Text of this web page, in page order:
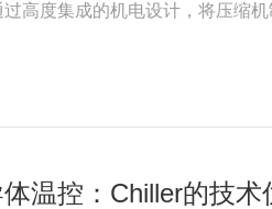
过高度集成的机电设计，将压缩
温控：Chiller的技术